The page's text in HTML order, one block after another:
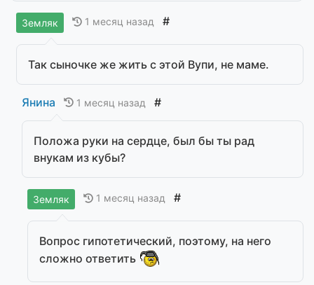
Земляк 1 месяц назад #
Так сыночке же жить с этой Вупи, не маме.
Янина 1 месяц назад #
Положа руки на сердце, был бы ты рад
внукам из кубы?
Земляк 1 месяц назад #
Вопрос гипотетический, поэтому, на него
сложно ответить